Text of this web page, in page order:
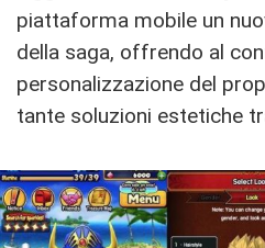
piattaforma mobile un
della saga, offrendo al
personalizzazione del
tante soluzioni estetiche